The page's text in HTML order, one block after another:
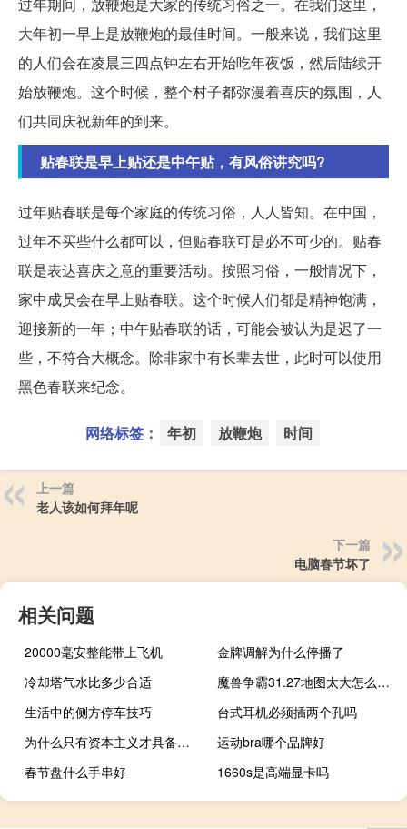
大年初一早上是放鞭炮的最佳时间。一般来说，我们这里
的人们会在凌晨三四点钟左右开始吃年夜饭，然后陆续开
始放鞭炮。这个时候，整个村子都弥漫着喜庆的氛围，人
们共同庆祝新年的到来。
贴春联是早上贴还是中午贴，有风俗讲究吗?
过年贴春联是每个家庭的传统习俗，人人皆知。在中国，
过年不买些什么都可以，但贴春联可是必不可少的。贴春
联是表达喜庆之意的重要活动。按照习俗，一般情况下，
家中成员会在早上贴春联。这个时候人们都是精神饱满，
迎接新的一年；中午贴春联的话，可能会被认为是迟了一
些，不符合大概念。除非家中有长辈去世，此时可以使用
黑色春联来纪念。
网络标签： 年初 放鞭炮 时间
上一篇
老人该如何拜年呢
下一篇
电脑春节坏了
相关问题
20000毫安整能带上飞机
金牌调解为什么停播了
冷却塔气水比多少合适
魔兽争霸31.27地图太大怎么办（魔兽争霸地图太大怎么办）
生活中的侧方停车技巧
台式耳机必须插两个孔吗
为什么只有资本主义才具备工业革命的条件？
运动bra哪个品牌好
春节盘什么手串好
1660s是高端显卡吗